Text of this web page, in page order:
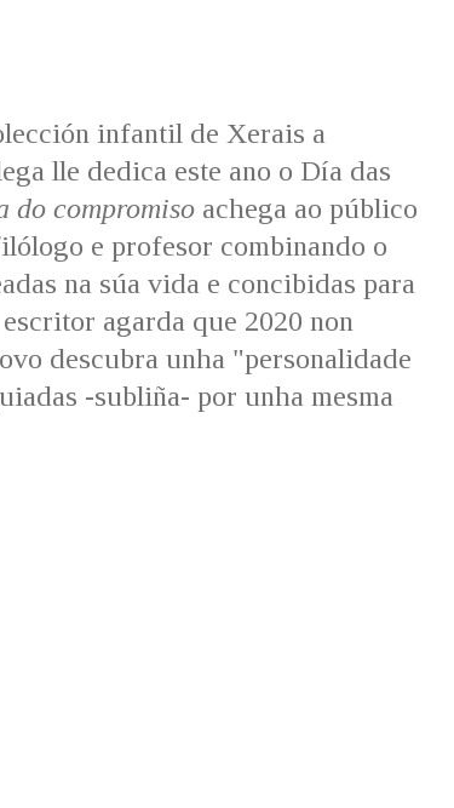
infantil de Xerais a
lle dedica este ano o Día das
do compromiso achega ao público
e profesor combinando o
na súa vida e concibidas para
agarda que 2020 non
descubra unha "personalidade
-subliña- por unha mesma